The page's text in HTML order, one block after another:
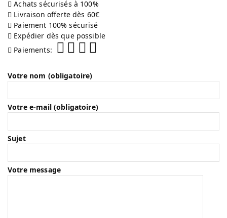
Achats sécurisés à 100%
Livraison offerte dès 60€
Paiement 100% sécurisé
Expédier dès que possible
Paiements:
Votre nom (obligatoire)
Votre e-mail (obligatoire)
Sujet
Votre message